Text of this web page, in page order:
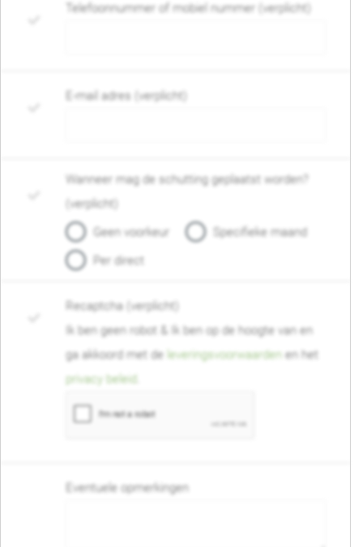
Telefoonnummer of mobiel nummer (verplicht)
E-mail adres (verplicht)
Wanneer mag de schutting geplaatst worden?
(verplicht)
Geen voorkeur
Specifieke maand
Per direct
Recaptcha (verplicht)
Ik ben geen robot & Ik ben op de hoogte van en
ga akkoord met de leveringsvoorwaarden en het
privacy beleid
Eventuele opmerkingen